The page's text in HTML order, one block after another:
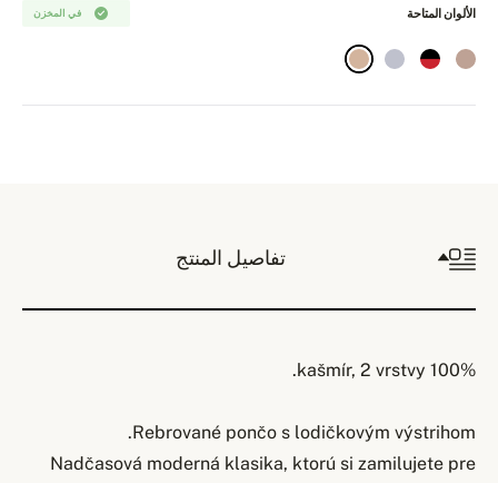
في المخزن الألوان المتاحة
تفاصيل المنتج
100% kašmír, 2 vrstvy.
Rebrované pončo s lodičkovým výstrihom.
Nadčasová moderná klasika, ktorú si zamilujete pre